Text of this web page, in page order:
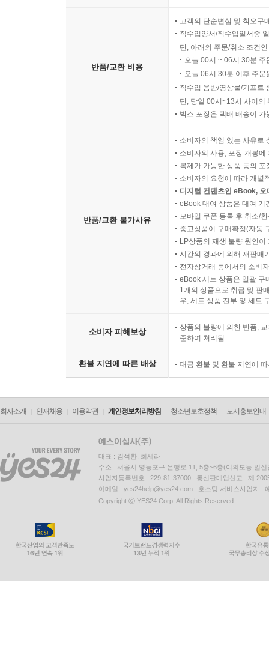
반품/교환 비용
고객의 단순변심 및 착오구
직수입양서/직수입일서중
단, 아래의 주문/취소 조건
오늘 00시 ~ 06시 30분
오늘 06시 30분 이후 주
직수입 음반/영상물/기프트
단, 당일 00시~13시 사이의
박스 포장은 택배 배송이
반품/교환 불가사유
소비자의 책임 있는 사유로
소비자의 사용, 포장 개봉
복제가 가능한 상품 등의
소비자의 요청에 따라 개별
디지털 컨텐츠인 eBook,
eBook 대여 상품은 대여 기
모바일 쿠폰 등록 후 취소/
중고상품이 구매확정(자동
LP상품의 재생 불량 원인
시간의 경과에 의해 재판매
전자상거래 등에서의 소비
eBook 세트 상품은 일괄 구
1개의 상품으로 취급 및 판
우, 세트 상품 전부 및 세트
소비자 피해보상
상품의 불량에 의한 반품,
준하여 처리됨
환불 지연에 따른 배상 대금 환불 및 환불 지연에
회사소개 인재채용 이용약관 개인정보처리방침 청소년보호정책 도서홍보안내
대표 : 김석환, 최세라
주소 : 서울시 영등포구 은행로 11, 5층~6층(여의도동,일신
사업자등록번호 : 229-81-37000 통신판매업신고 : 제
이메일 : yes24help@yes24.com 호스팅 서비스사업자 :
Copyright ⓒ YES24 Corp. All Rights Reserved.